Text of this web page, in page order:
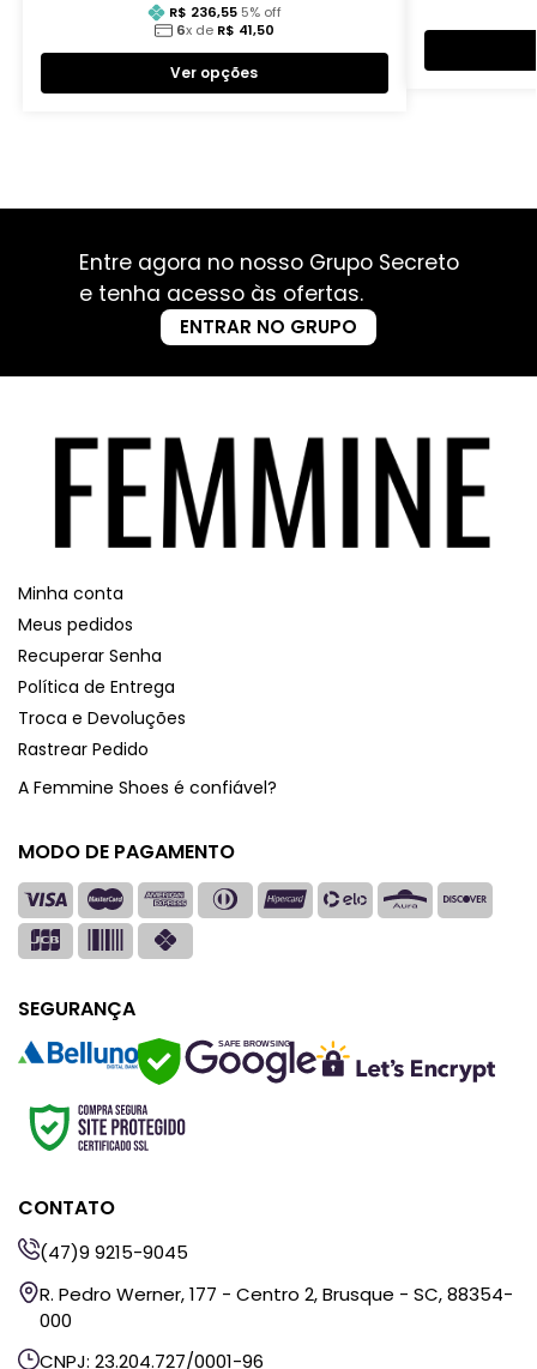
R$ 236,55 5% off
6x de R$ 41,50
Ver opções
Entre agora no nosso Grupo Secreto
e tenha acesso às ofertas.
ENTRAR NO GRUPO
Minha conta
Meus pedidos
Recuperar Senha
Política de Entrega
Troca e Devoluções
Rastrear Pedido
A Femmine Shoes é confiável?
MODO DE PAGAMENTO
SEGURANÇA
SAFE BROWSING
CONTATO
(47)9 9215-9045
R. Pedro Werner, 177 - Centro 2, Brusque - SC, 88354-
000
CNPJ: 23.204.727/0001-96